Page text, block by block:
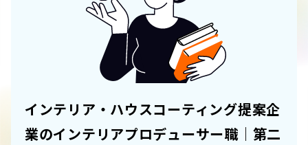
インテリア・ハウスコーティング提案企
業のインテリアプロデューサー職｜第二